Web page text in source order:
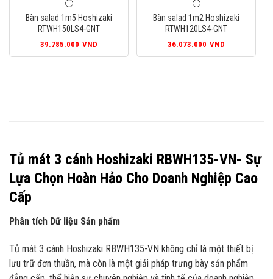
Bàn salad 1m5 Hoshizaki
RTWH150LS4-GNT
39.785.000 VND
Bàn salad 1m2 Hoshizaki
RTWH120LS4-GNT
36.073.000 VND
Tủ mát 3 cánh Hoshizaki RBWH135-VN- Sự
Lựa Chọn Hoàn Hảo Cho Doanh Nghiệp Cao
Cấp
Phân tích Dữ liệu Sản phẩm
Tủ mát 3 cánh Hoshizaki RBWH135-VN không chỉ là một thiết bị
lưu trữ đơn thuần, mà còn là một giải pháp trưng bày sản phẩm